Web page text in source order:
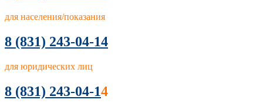
для населения/показания
8 (831) 243-04-14
для юридических лиц
8 (831) 243-04-14